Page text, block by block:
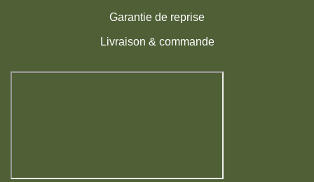
Garantie de reprise
Livraison & commande